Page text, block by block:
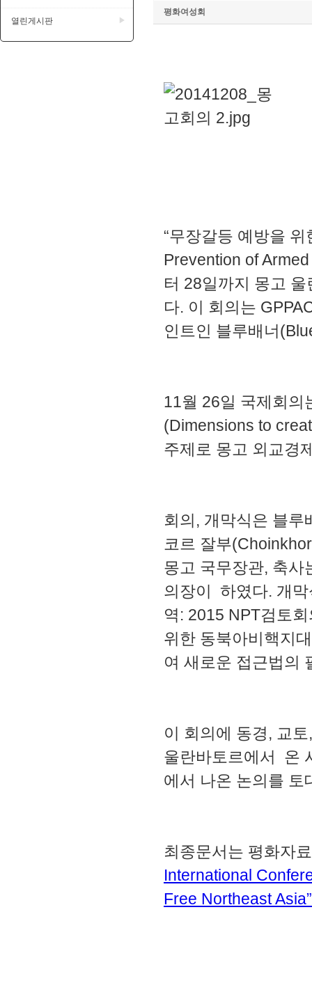
열린게시판 ▶
평화여성회
“무장갈등 예방을
Prevention of
터 28일까지 몽고
다. 이 회의는
인트인 블루배너
11월 26일 국제회의
(Dimensions to
주제로 몽고 외교경
회의, 개막식은 블
코르 잘부
몽고 국무장관, 축사
의장이
하였다. 개
역: 2015 NPT검토
위한 동북아비핵지
여 새로운 접근법의
이 회의에 동경, 교
울란바토르에서 온
에서 나온 논의를 토
최종문서는 평화자
International
Free Northeast Asia”